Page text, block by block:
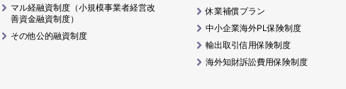
マル経融資制度（小規模事業者経営改
善資金融資制度）
その他公的融資制度
休業補償プラン
中小企業海外PL保険制度
輸出取引信用保険制度
海外知財訴訟費用保険制度